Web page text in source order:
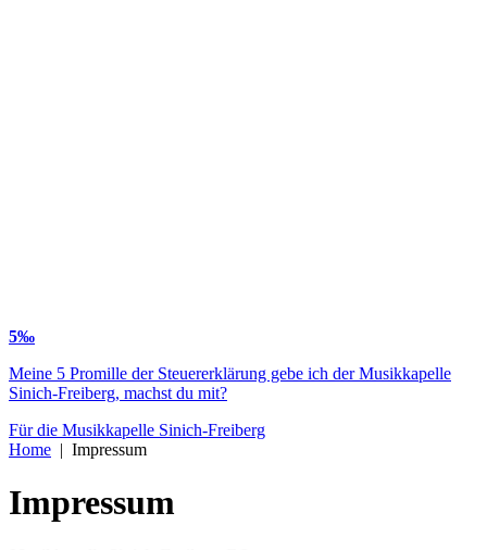
5‰
Meine 5 Promille der Steuererklärung gebe ich der Musikkapelle
Sinich-Freiberg, machst du mit?
Für die Musikkapelle Sinich-Freiberg
Home | Impressum
Impressum